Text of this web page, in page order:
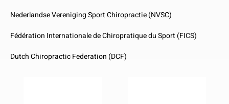
Nederlandse Vereniging Sport Chiropractie (NVSC)
Fédération Internationale de Chiropratique du Sport (FICS)
Dutch Chiropractic Federation (DCF)